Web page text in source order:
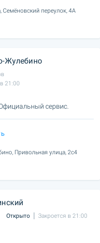
Семёновский переулок, 4А
Жулебино
21:00
сервис.
Привольная улица, 2с4
Открыто Закроется в 21:00